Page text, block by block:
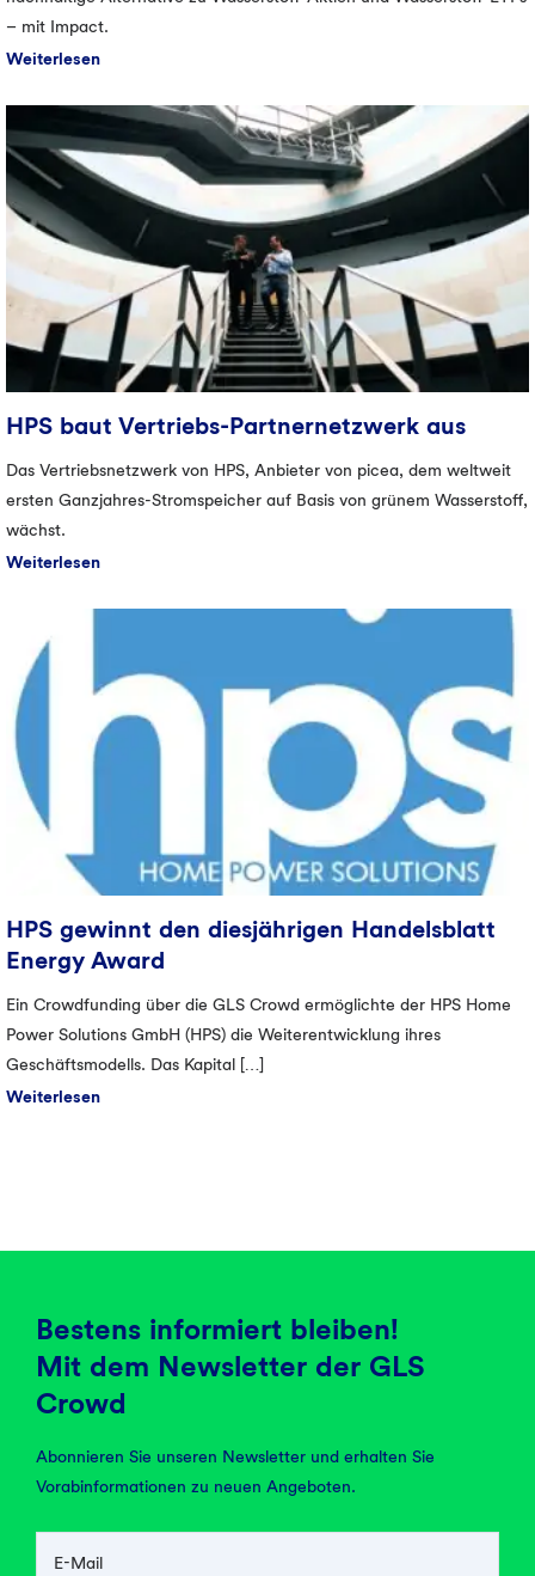
Egal wofür Sie sich entscheiden, wir freuen uns auf Sie!
– mit Impact.
Weiterlesen
HPS baut Vertriebs-Partnernetzwerk aus
Das Vertriebsnetzwerk von HPS, Anbieter von picea, dem weltweit
ersten Ganzjahres-Stromspeicher auf Basis von grünem Wasserstoff,
wächst.
Weiterlesen
HPS gewinnt den diesjährigen Handelsblatt
Energy Award
Ein Crowdfunding über die GLS Crowd ermöglichte der HPS Home
Power Solutions GmbH (HPS) die Weiterentwicklung ihres
Geschäftsmodells. Das Kapital […]
Weiterlesen
Bestens informiert bleiben!
Mit dem Newsletter der GLS
Crowd
Abonnieren Sie unseren Newsletter und erhalten Sie
Vorabinformationen zu neuen Angeboten.
E-Mail